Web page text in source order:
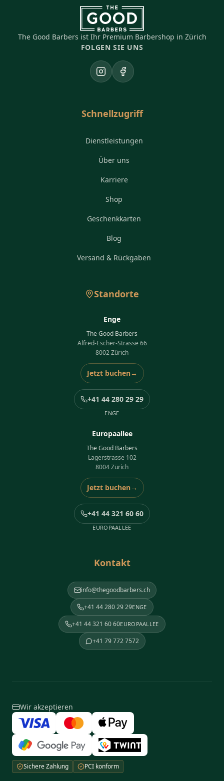
The Good Barbers ist Ihr Premium Barbershop in Zürich
FOLGEN SIE UNS
InstagramFacebook
Schnellzugriff
Dienstleistungen
Über uns
Karriere
Shop
Geschenkkarten
Blog
Versand & Rückgaben
Standorte
Enge
The Good Barbers
Alfred-Escher-Strasse 66
8002 Zürich
Jetzt buchen→
+41 44 280 29 29
ENGE
Europaallee
The Good Barbers
Lagerstrasse 102
8004 Zürich
Jetzt buchen→
+41 44 321 60 60
EUROPAALLEE
Kontakt
info@thegoodbarbers.ch
+41 44 280 29 29ENGE
+41 44 321 60 60EUROPAALLEE
+41 79 772 7572
Wir akzeptieren
Sichere Zahlung PCI konform